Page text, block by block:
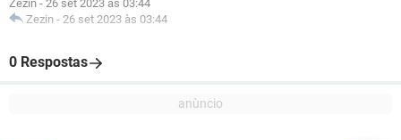
Zezin - 26 set 2023 às 03:44
Zezin - 26 set 2023 às 03:44
0 Respostas